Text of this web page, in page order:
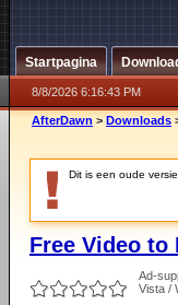
Startpagina
8/8/2026 6:16:43 PM
AfterDawn > Downloads
Dit is een oude
Free Video to
Ad-
Vista /